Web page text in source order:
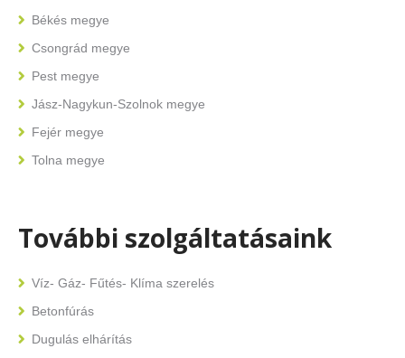
Békés megye
Csongrád megye
Pest megye
Jász-Nagykun-Szolnok megye
Fejér megye
Tolna megye
További szolgáltatásaink
Víz- Gáz- Fűtés- Klíma szerelés
Betonfúrás
Dugulás elhárítás